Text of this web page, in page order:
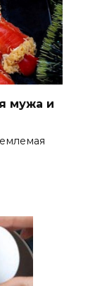
мужа и